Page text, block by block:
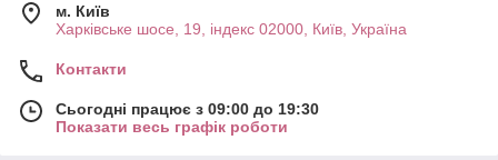
м. Київ
Харківське шосе, 19, індекс 02000, Київ, Україна
Контакти
Сьогодні працює з 09:00 до 19:30
Показати весь графік роботи